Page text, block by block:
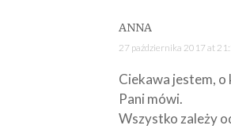
ANNA
27 października 2017 at
Ciekawa jestem,
Pani mówi.
Wszystko zależy